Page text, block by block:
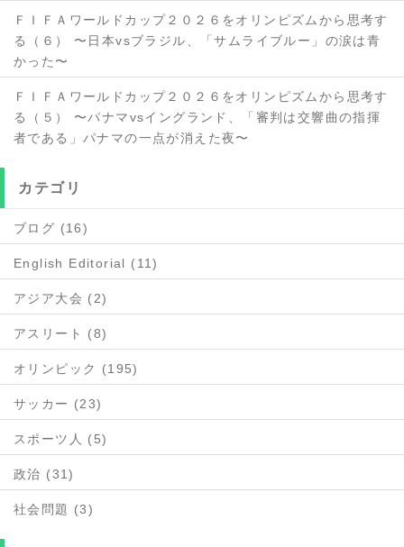
ＦＩＦＡワールドカップ２０２６をオリンピズムから思考す
る（６） 〜日本vsブラジル、「サムライブルー」の涙は青
かった〜
ＦＩＦＡワールドカップ２０２６をオリンピズムから思考す
る（５） 〜パナマvsイングランド、「審判は交響曲の指揮
者である」パナマの一点が消えた夜〜
カテゴリ
ブログ (16)
English Editorial (11)
アジア大会 (2)
アスリート (8)
オリンピック (195)
サッカー (23)
スポーツ人 (5)
政治 (31)
社会問題 (3)